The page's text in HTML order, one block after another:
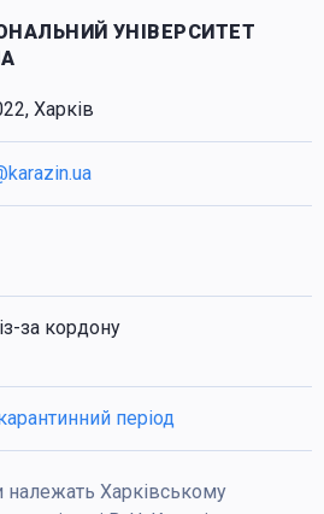
УНІВЕРСИТЕТ
Харків
за кордону
період
належать Харківському